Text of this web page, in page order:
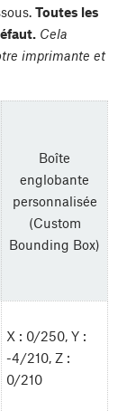
Toutes les
Cela
imprimante et
Boîte
englobante
personnalisée
(Custom
Bounding Box)
X : 0/250, Y :
-4/210, Z :
0/210